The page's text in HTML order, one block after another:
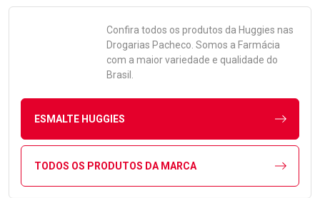
Confira todos os produtos da Huggies nas
Drogarias Pacheco. Somos a Farmácia
com a maior variedade e qualidade do
Brasil.
ESMALTE HUGGIES
TODOS OS PRODUTOS DA MARCA